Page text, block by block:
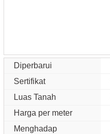
Diperbarui
Sertifikat
Luas Tanah
Harga per meter
Menghadap